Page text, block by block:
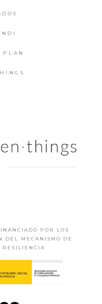
PLAN
POR LOS
DEL MECANISMO DE
RESILIENCIA